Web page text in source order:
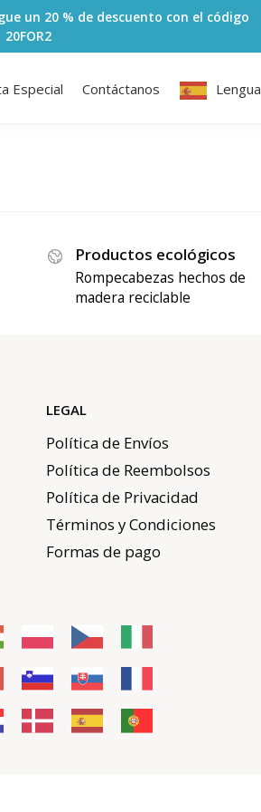
un 20 % de descuento con el código
20FOR2
Especial Contáctanos Lengua
Productos ecológicos
Rompecabezas hechos de
madera reciclable
LEGAL
Política de Envíos
Política de Reembolsos
Política de Privacidad
Términos y Condiciones
Formas de pago